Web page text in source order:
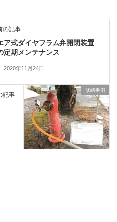
の記事
ア式ダイヤフラム弁開閉装置
定期メンテナンス
2020年11月24日
修繕事例
記事